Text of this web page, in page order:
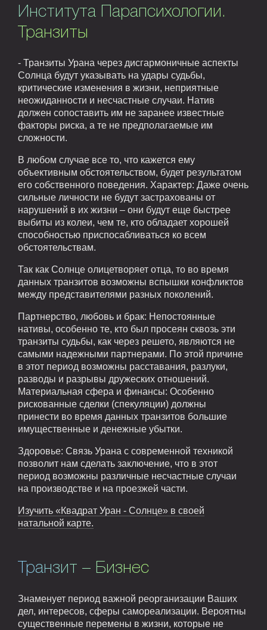
Института Парапсихологии.
Транзиты
- Транзиты Урана через дисгармоничные аспекты
Солнца будут указывать на удары судьбы,
критические изменения в жизни, неприятные
неожиданности и несчастные случаи. Натив
должен сопоставить им не заранее известные
факторы риска, а те не предполагаемые им
сложности.
В любом случае все то, что кажется ему
объективным обстоятельством, будет результатом
его собственного поведения. Характер: Даже очень
сильные личности не будут застрахованы от
нарушений в их жизни – они будут еще быстрее
выбиты из колеи, чем те, кто обладает хорошей
способностью приспосабливаться ко всем
обстоятельствам.
Так как Солнце олицетворяет отца, то во время
данных транзитов возможны вспышки конфликтов
между представителями разных поколений.
Партнерство, любовь и брак: Непостоянные
нативы, особенно те, кто был просеян сквозь эти
транзиты судьбы, как через решето, являются не
самыми надежными партнерами. По этой причине
в этот период возможны расставания, разлуки,
разводы и разрывы дружеских отношений.
Материальная сфера и финансы: Особенно
рискованные сделки (спекуляции) должны
принести во время данных транзитов большие
имущественные и денежные убытки.
Здоровье: Связь Урана с современной техникой
позволит нам сделать заключение, что в этот
период возможны различные несчастные случаи
на производстве и на проезжей части.
Изучить «Квадрат Уран - Солнце» в своей
натальной карте.
Транзит – Бизнес
Знаменует период важной реорганизации Ваших
дел, интересов, сферы самореализации. Вероятны
существенные перемены в жизни, которые не